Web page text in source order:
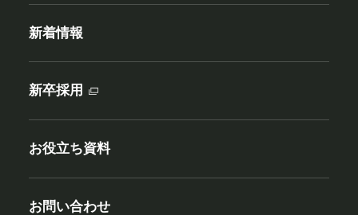
新着情報
新卒採用
お役立ち資料
お問い合わせ